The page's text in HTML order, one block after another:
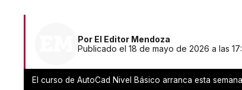
Por El Editor Mendoza
Publicado el 18 de mayo de 2026 a las
El curso de AutoCad Nivel Básico arranca esta